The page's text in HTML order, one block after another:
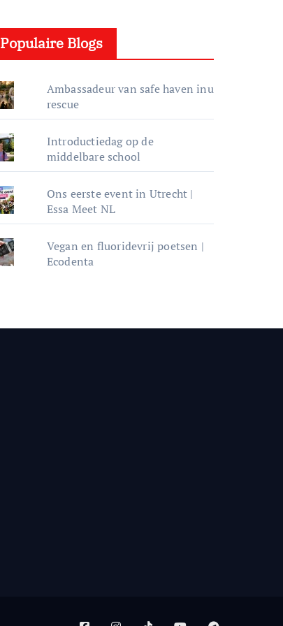
Populaire Blogs
Ambassadeur van safe haven inu
rescue
Introductiedag op de
middelbare school
Ons eerste event in Utrecht |
Essa Meet NL
Vegan en fluoridevrij poetsen |
Ecodenta